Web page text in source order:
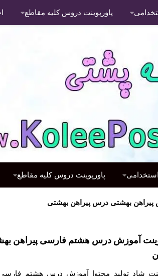
پاورپوینت دروس کلیه مقاطع
پاورپوینت دروس کلیه مقاطع
پیراهن بهشتی درس پیراهن بهشتی
آموزش درس هشتم فارسی پیراهن
شاد تولید محتوا آموزش درس هشتم